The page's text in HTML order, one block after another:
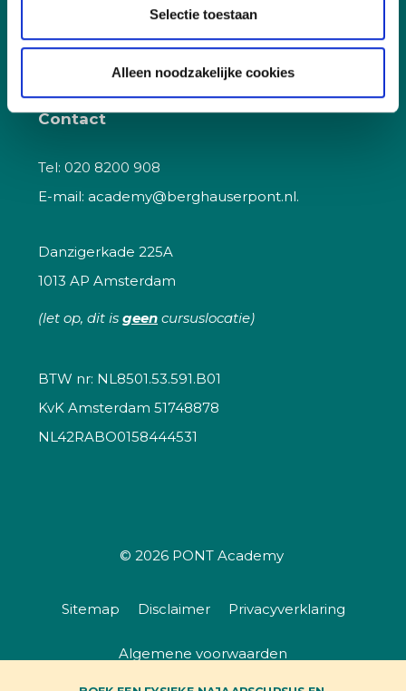
Selectie toestaan
Alleen noodzakelijke cookies
Veelgestelde vragen
Contact
Tel: 020 8200 908
E-mail: academy@berghauserpont.nl.
Danzigerkade 225A
1013 AP Amsterdam
(let op, dit is geen cursuslocatie)
BTW nr: NL8501.53.591.B01
KvK Amsterdam 51748878
NL42RABO0158444531
© 2026 PONT Academy
Sitemap Disclaimer Privacyverklaring
Algemene voorwaarden